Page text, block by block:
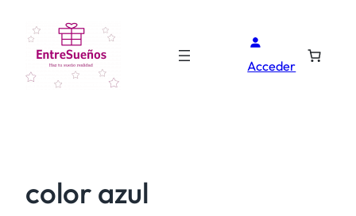
Acceder
color azul